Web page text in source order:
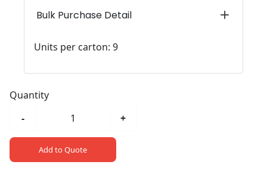
Bulk Purchase Detail
Units per carton: 9
Quantity
-
+
Add to Quote